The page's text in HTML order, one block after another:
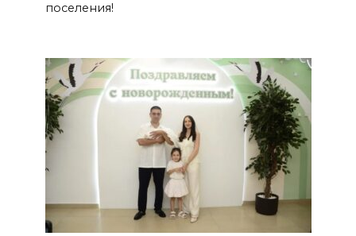
поселения!